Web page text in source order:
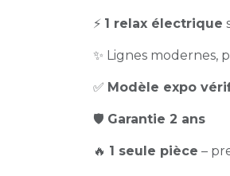
⚡ 1 relax électrique
✨ Lignes modernes,
✅ Modèle expo
🛡️ Garantie 2 ans
🔥 1 seule pièce –